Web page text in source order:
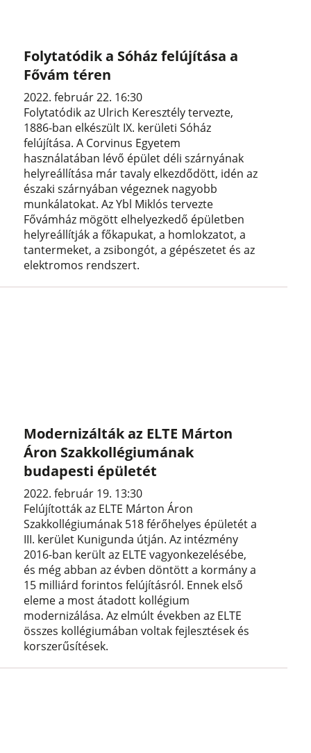
Folytatódik a Sóház felújítása a
Fővám téren
2022. február 22. 16:30
Folytatódik az Ulrich Keresztély tervezte,
1886-ban elkészült IX. kerületi Sóház
felújítása. A Corvinus Egyetem
használatában lévő épület déli szárnyának
helyreállítása már tavaly elkezdődött, idén az
északi szárnyában végeznek nagyobb
munkálatokat. Az Ybl Miklós tervezte
Fővámház mögött elhelyezkedő épületben
helyreállítják a főkapukat, a homlokzatot, a
tantermeket, a zsibongót, a gépészetet és az
elektromos rendszert.
Modernizálták az ELTE Márton
Áron Szakkollégiumának
budapesti épületét
2022. február 19. 13:30
Felújították az ELTE Márton Áron
Szakkollégiumának 518 férőhelyes épületét a
III. kerület Kunigunda útján. Az intézmény
2016-ban került az ELTE vagyonkezelésébe,
és még abban az évben döntött a kormány a
15 milliárd forintos felújításról. Ennek első
eleme a most átadott kollégium
modernizálása. Az elmúlt években az ELTE
összes kollégiumában voltak fejlesztések és
korszerűsítések.